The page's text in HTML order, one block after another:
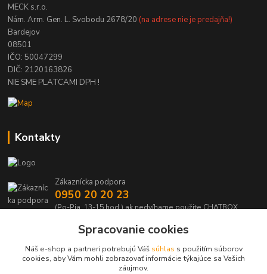
MECK s.r.o.
Nám. Arm. Gen. L. Svobodu 2678/20 (na adrese nie je predajňa!)
Bardejov
08501
IČO: 50047299
DIČ: 2120163826
NIE SME PLATCAMI DPH !
Kontakty
Zákaznícka podpora
0950 20 20 23
(Po-Pia, 13-15 hod.) ak nedvíhame použite CHATBOX
info@kabelmanie.skSpracovanie cookies
Náš e-shop a partneri potrebujú Váš súhlas s použitím súborov
cookies, aby Vám mohli zobrazovať informácie týkajúce sa Vašich
záujmov.